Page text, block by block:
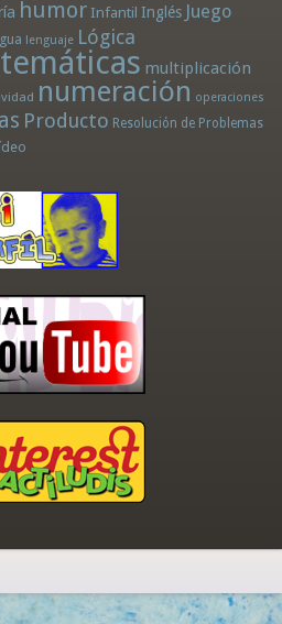
humor Infantil Inglés Juego
lenguaje Lógica
multiplicación
numeración operaciones
Producto Resolución de Problemas